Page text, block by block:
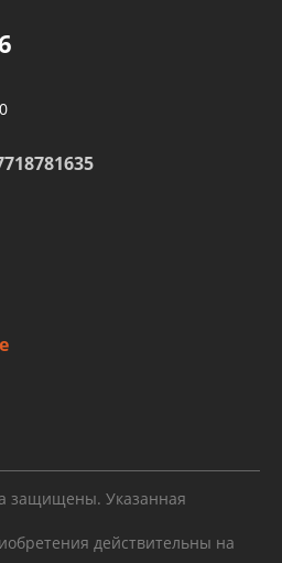
защищены. Указанная
действительны на